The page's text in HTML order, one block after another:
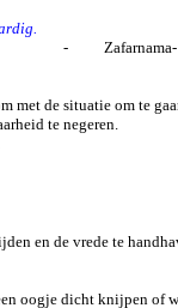
-
met de situatie om te
te negeren.
en de vrede te
oogje dicht knijpen of